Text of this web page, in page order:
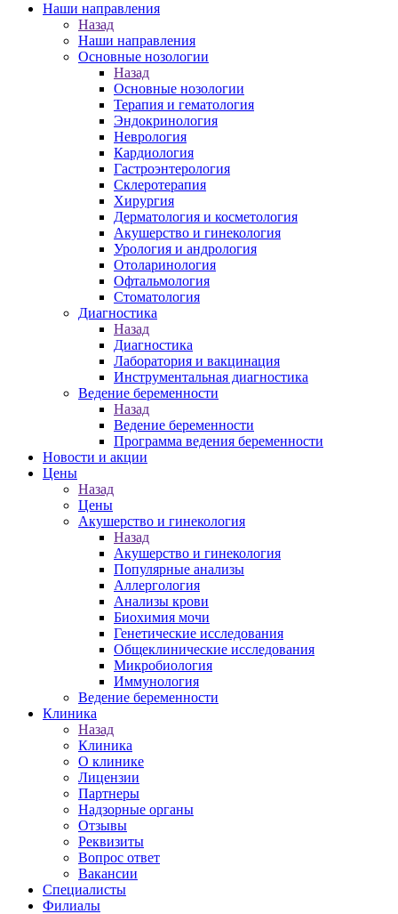
Наши направления
Назад
Наши направления
Основные нозологии
Назад
Основные нозологии
Терапия и гематология
Эндокринология
Неврология
Кардиология
Гастроэнтерология
Склеротерапия
Хирургия
Дерматология и косметология
Акушерство и гинекология
Урология и андрология
Отоларинология
Офтальмология
Стоматология
Диагностика
Назад
Диагностика
Лаборатория и вакцинация
Инструментальная диагностика
Ведение беременности
Назад
Ведение беременности
Программа ведения беременности
Новости и акции
Цены
Назад
Цены
Акушерство и гинекология
Назад
Акушерство и гинекология
Популярные анализы
Аллергология
Анализы крови
Биохимия мочи
Генетические исследования
Общеклинические исследования
Микробиология
Иммунология
Ведение беременности
Клиника
Назад
Клиника
О клинике
Лицензии
Партнеры
Надзорные органы
Отзывы
Реквизиты
Вопрос ответ
Вакансии
Специалисты
Филиалы